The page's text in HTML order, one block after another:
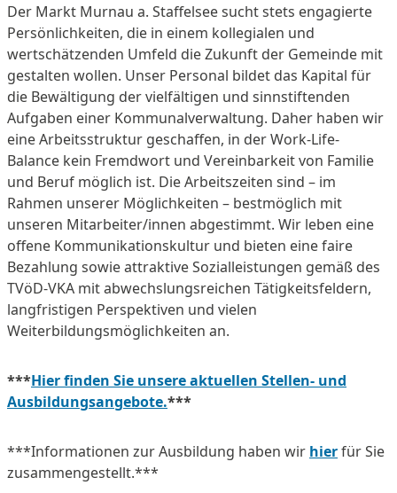
Der Markt Murnau a. Staffelsee sucht stets engagierte
Persönlichkeiten, die in einem kollegialen und
wertschätzenden Umfeld die Zukunft der Gemeinde mit
gestalten wollen. Unser Personal bildet das Kapital für
die Bewältigung der vielfältigen und sinnstiftenden
Aufgaben einer Kommunalverwaltung. Daher haben wir
eine Arbeitsstruktur geschaffen, in der Work-Life-
Balance kein Fremdwort und Vereinbarkeit von Familie
und Beruf möglich ist. Die Arbeitszeiten sind – im
Rahmen unserer Möglichkeiten – bestmöglich mit
unseren Mitarbeiter/innen abgestimmt. Wir leben eine
offene Kommunikationskultur und bieten eine faire
Bezahlung sowie attraktive Sozialleistungen gemäß des
TVöD-VKA mit abwechslungsreichen Tätigkeitsfeldern,
langfristigen Perspektiven und vielen
Weiterbildungsmöglichkeiten an.
***Hier finden Sie unsere aktuellen Stellen- und
Ausbildungsangebote.***
***Informationen zur Ausbildung haben wir hierfür Sie
zusammengestellt.***